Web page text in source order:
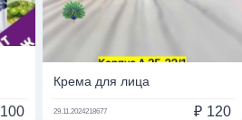
100
Крема для лица
29.11.2024218677 ₽ 120